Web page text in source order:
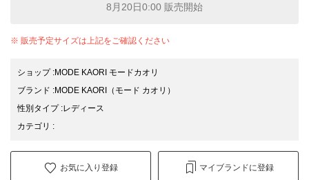
8月20日0:00 販売開始
※ 販売予定サイズは上記をご確認ください
ショップ:MODE KAORI モードカオリ
ブランド :MODE KAORI （モード カオリ）
性別タイプ:レディース
カテゴリ :
お気に入り登録 マイブランドに登録